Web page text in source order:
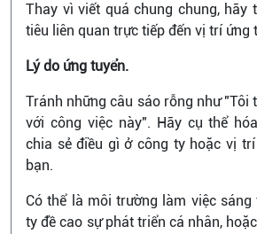
Thay vì viết quá chung chung, hãy
tiêu liên quan trực tiếp đến vị trí ứng
Lý do ứng tuyển.
Tránh những câu sáo rỗng như "Tôi
với công việc này". Hãy cụ thể
chia sẻ điều gì ở công ty hoặc vị
bạn.
Có thể là môi trường làm việc sáng
ty đề cao sự phát triển cá nhân,